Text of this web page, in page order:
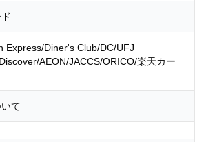
Express/Diner's Club/DC/UFJ
AEON/JACCS/ORICO/楽天カー
て